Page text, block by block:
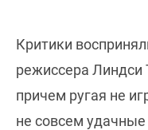
Критики
режиссера Линдси
причем ругая не
не совсем